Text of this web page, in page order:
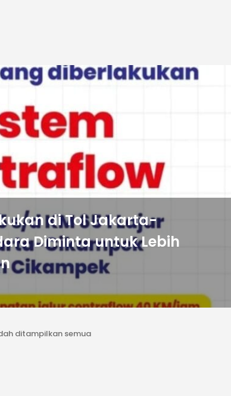
di Tol Jakarta-
Diminta untuk Lebih
ditampilkan semua